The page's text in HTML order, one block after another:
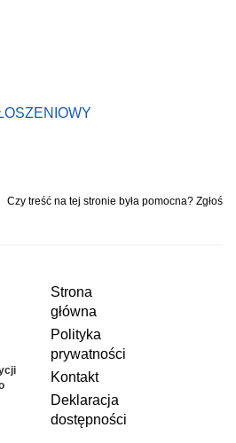
Czy treść na tej stronie była pomocna? Zgłoś
Strona
główna
Polityka
prywatności
Kontakt
Deklaracja
dostępności